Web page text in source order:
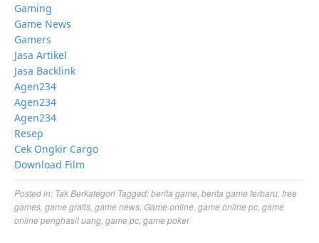
Gaming
Game News
Gamers
Jasa Artikel
Jasa Backlink
Agen234
Agen234
Agen234
Resep
Cek Ongkir Cargo
Download Film
Posted in: Tak Berkategori Tagged:berita game berita game terbaru free
games game gratis game news Game online game online pc game
online penghasil uang game pc game poker